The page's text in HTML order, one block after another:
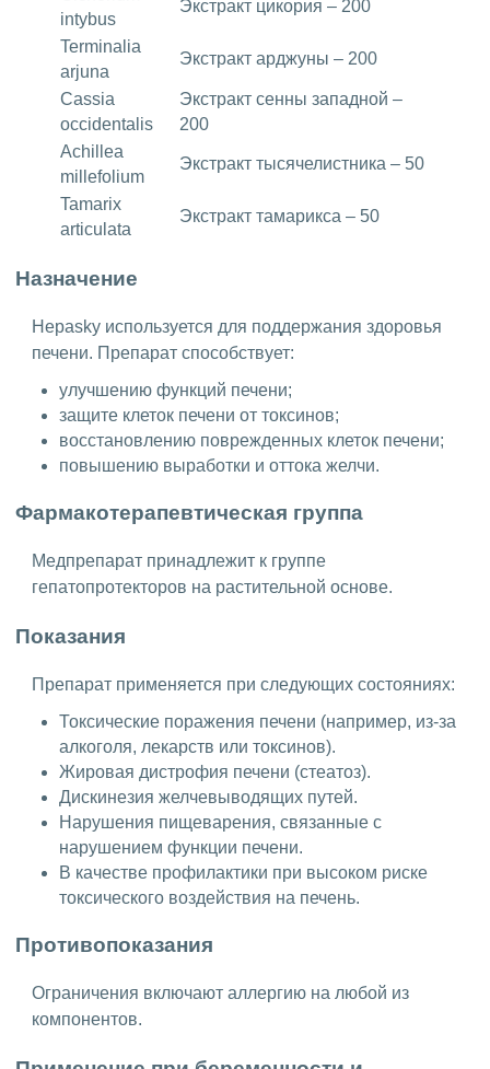
intybus
Экстракт цикория – 200
Terminalia
arjuna
Экстракт арджуны – 200
Cassia
occidentalis
Экстракт сенны западной –
200
Achillea
millefolium
Экстракт тысячелистника – 50
Tamarix
articulata
Экстракт тамарикса – 50
Назначение
Hepasky используется для поддержания здоровья
печени. Препарат способствует:
улучшению функций печени;
защите клеток печени от токсинов;
восстановлению поврежденных клеток печени;
повышению выработки и оттока желчи.
Фармакотерапевтическая группа
Медпрепарат принадлежит к группе
гепатопротекторов на растительной основе.
Показания
Препарат применяется при следующих состояниях:
Токсические поражения печени (например, из-за
алкоголя, лекарств или токсинов).
Жировая дистрофия печени (стеатоз).
Дискинезия желчевыводящих путей.
Нарушения пищеварения, связанные с
нарушением функции печени.
В качестве профилактики при высоком риске
токсического воздействия на печень.
Противопоказания
Ограничения включают аллергию на любой из
компонентов.